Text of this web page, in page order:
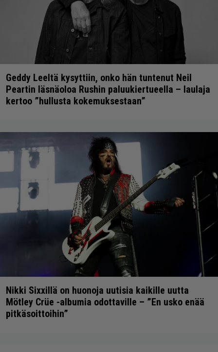
Geddy Leeltä kysyttiin, onko hän tuntenut Neil
Peartin läsnäoloa Rushin paluukiertueella – laulaja
kertoo ”hullusta kokemuksestaan”
Nikki Sixxillä on huonoja uutisia kaikille uutta
Mötley Crüe -albumia odottaville – ”En usko enää
pitkäsoittoihin”